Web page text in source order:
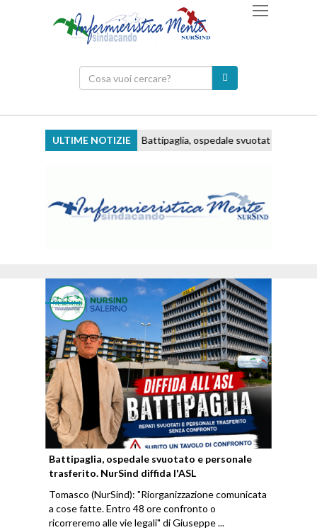
ULTIME NOTIZIEBattipaglia, ospedale svuotato e personale
Battipaglia, ospedale svuotato e personale
trasferito. NurSind diffida l'ASL
Tomasco (NurSind): "Riorganizzazione comunicata
a cose fatte. Entro 48 ore confronto o
ricorreremo alle vie legali" di Giuseppe ...